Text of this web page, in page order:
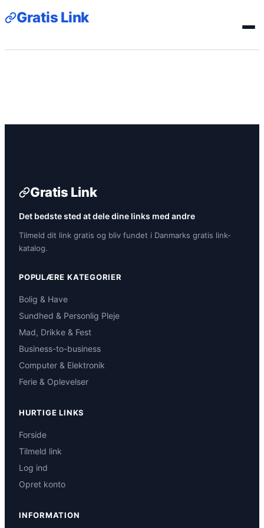
Gratis Link
Gratis Link
Det bedste sted at dele dine links med andre
Tilmeld dit link gratis og bliv fundet i Danmarks gratis link-
katalog.
POPULÆRE KATEGORIER
Bolig & Have
Sundhed & Personlig Pleje
Mad, Drikke & Fest
Business-to-business
Computer & Elektronik
Ferie & Oplevelser
HURTIGE LINKS
Forside
Tilmeld link
Log ind
Opret konto
INFORMATION